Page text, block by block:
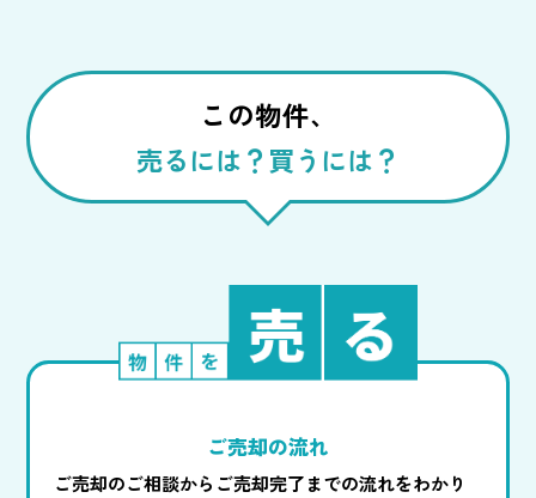
この物件、
売るには？買うには？
ご売却の流れ
ご売却のご相談からご売却完了までの流れをわかり